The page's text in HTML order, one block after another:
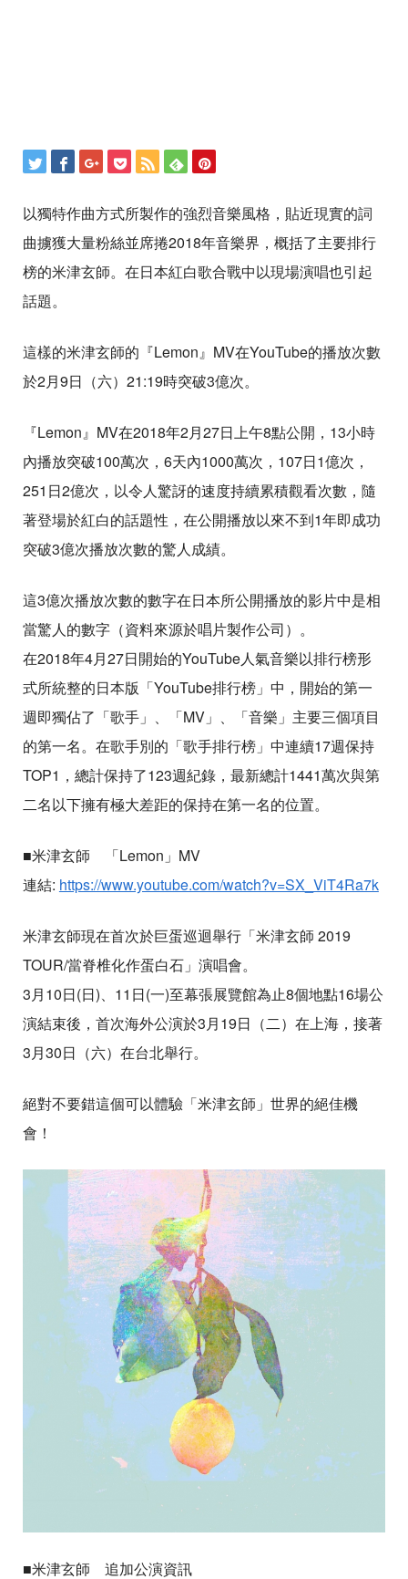
以獨特作曲方式所製作的強烈音樂風格，貼近現實的詞
曲擄獲大量粉絲並席捲2018年音樂界，概括了主要排行
榜的米津玄師。在日本紅白歌合戰中以現場演唱也引起
話題。
這樣的米津玄師的『Lemon』MV在YouTube的播放次數
於2月9日（六）21:19時突破3億次。
『Lemon』MV在2018年2月27日上午8點公開，13小時
內播放突破100萬次，6天內1000萬次，107日1億次，
251日2億次，以令人驚訝的速度持續累積觀看次數，隨
著登場於紅白的話題性，在公開播放以來不到1年即成功
突破3億次播放次數的驚人成績。
這3億次播放次數的數字在日本所公開播放的影片中是相
當驚人的數字（資料來源於唱片製作公司）。
在2018年4月27日開始的YouTube人氣音樂以排行榜形
式所統整的日本版「YouTube排行榜」中，開始的第一
週即獨佔了「歌手」、「MV」、「音樂」主要三個項目
的第一名。在歌手別的「歌手排行榜」中連續17週保持
TOP1，總計保持了123週紀錄，最新總計1441萬次與第
二名以下擁有極大差距的保持在第一名的位置。
■米津玄師 「Lemon」MV
連結: https://www.youtube.com/watch?v=SX_ViT4Ra7k
米津玄師現在首次於巨蛋巡迴舉行「米津玄師 2019
TOUR/當脊椎化作蛋白石」演唱會。
3月10日(日)、11日(一)至幕張展覽館為止8個地點16場公
演結束後，首次海外公演於3月19日（二）在上海，接著
3月30日（六）在台北舉行。
絕對不要錯這個可以體驗「米津玄師」世界的絕佳機
會！
■米津玄師 追加公演資訊